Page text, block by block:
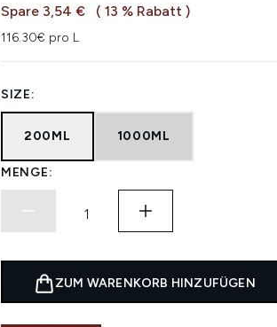
Spare 3,54 € ( 13 % Rabatt )
116.30€ pro L
SIZE:
200ML 1000ML
MENGE:
ZUM WARENKORB HINZUFÜGEN